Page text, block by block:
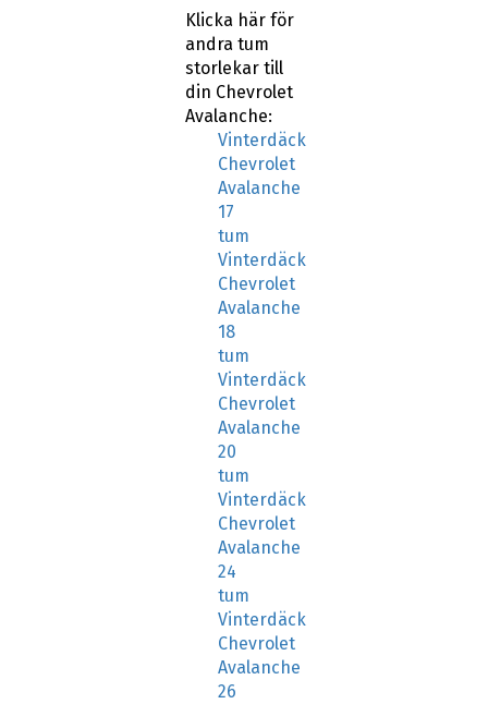
Klicka här för
andra tum
storlekar till
din Chevrolet
Avalanche:
Vinterdäck
Chevrolet
Avalanche
17
tum
Vinterdäck
Chevrolet
Avalanche
18
tum
Vinterdäck
Chevrolet
Avalanche
20
tum
Vinterdäck
Chevrolet
Avalanche
24
tum
Vinterdäck
Chevrolet
Avalanche
26